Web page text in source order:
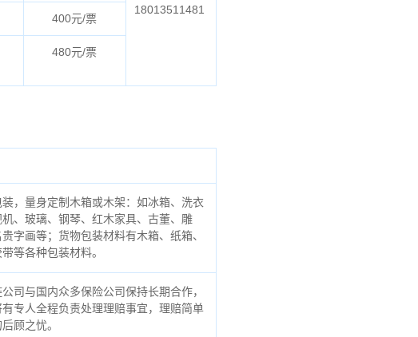
18013511481
400元/票
480元/票
，量身定制木箱或木架：如冰箱、洗衣
、玻璃、钢琴、红木家具、古董、雕
字画等；货物包装材料有木箱、纸箱、
等各种包装材料。
司与国内众多保险公司保持长期合作，
专人全程负责处理理赔事宜，理赔简单
顾之忧。